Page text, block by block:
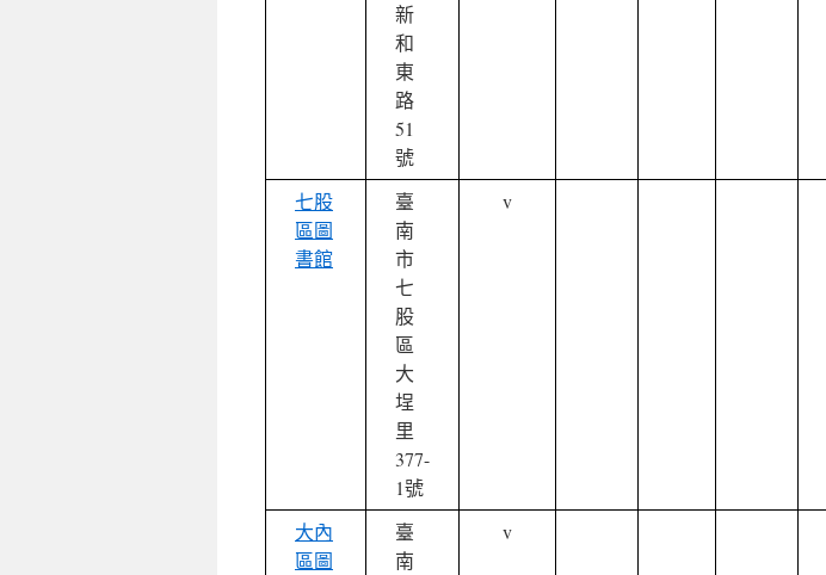
新
和
東
路
51
號
七股
區圖
書館
臺
南
市
七
股
區
大
埕
里
377-
1號
v
大內
區圖
臺
南
v